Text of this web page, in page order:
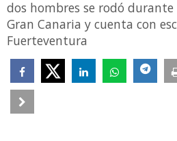
dos hombres se rodó durante
Gran Canaria y cuenta con
Fuerteventura